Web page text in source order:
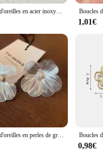
beautiful earrings at an
to be a hit with your customers.
Boucles d'oreilles en acier inoxydable plaqué or 14 carats pour femmes, boucle d'oreille tendance, boucle d'oreille d'été pour filles, fleur, élégante, Everver, 2024
1,01€
Boucles d'oreilles en perles de grande fleur pour femmes, mode coréenne, nouveau design, boucles d'oreilles à tige pour femmes, accessoires de bijoux, cadeau de fête
0,98€